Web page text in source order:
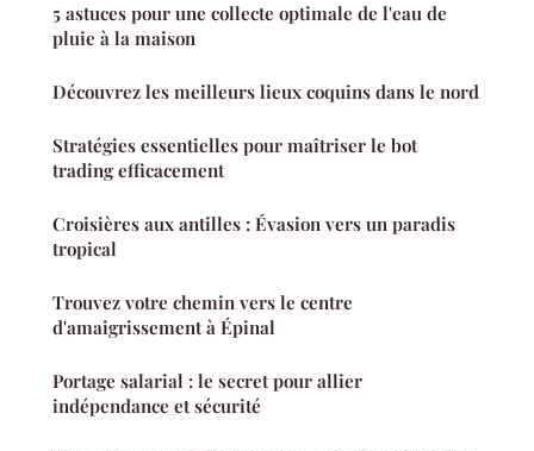
5 astuces pour une collecte optimale de l'eau de
pluie à la maison
Découvrez les meilleurs lieux coquins dans le nord
Stratégies essentielles pour maîtriser le bot
trading efficacement
Croisières aux antilles : Évasion vers un paradis
tropical
Trouvez votre chemin vers le centre
d'amaigrissement à Épinal
Portage salarial : le secret pour allier
indépendance et sécurité